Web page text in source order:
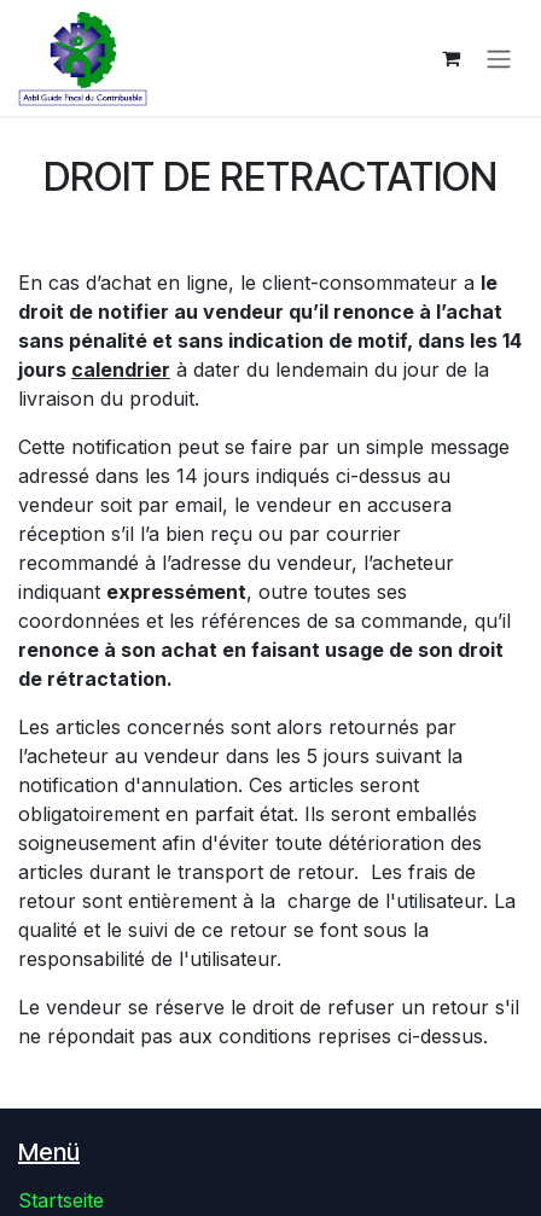
Zum Inhalt springen
DROIT DE RETRACTATION
En cas d’achat en ligne, le client-consommateur a le
droit de notifier au vendeur qu’il renonce à l’achat
sans pénalité et sans indication de motif, dans les 14
jours calendrier à dater du lendemain du jour de la
livraison du produit.
Cette notification peut se faire par un simple message
adressé dans les 14 jours indiqués ci-dessus au
vendeur soit par email, le vendeur en accusera
réception s’il l’a bien reçu ou par courrier
recommandé à l’adresse du vendeur, l’acheteur
indiquant expressément, outre toutes ses
coordonnées et les références de sa commande, qu’il
renonce à son achat en faisant usage de son droit
de rétractation.
Les articles concernés sont alors retournés par
l’acheteur au vendeur dans les 5 jours suivant la
notification d'annulation. Ces articles seront
obligatoirement en parfait état. Ils seront emballés
soigneusement afin d'éviter toute détérioration des
articles durant le transport de retour. Les frais de
retour sont entièrement à la charge de l'utilisateur. La
qualité et le suivi de ce retour se font sous la
responsabilité de l'utilisateur.
Le vendeur se réserve le droit de refuser un retour s'il
ne répondait pas aux conditions reprises ci-dessus.
Menü
Startseite